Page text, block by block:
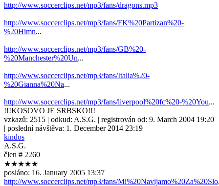
http://www.soccerclips.net/mp3/fans/dragons.mp3
http://www.soccerclips.net/mp3/fans/FK%20Partizan%20-
%20Himn...
http://www.soccerclips.net/mp3/fans/GB%20-
%20Manchester%20Un...
http://www.soccerclips.net/mp3/fans/Italia%20-
%20Gianna%20Na...
http://www.soccerclips.net/mp3/fans/liverpool%20fc%20-%20You...
!!!KOSOVO JE SRBSKO!!!
vzkazů: 2515 | odkud: A.S.G. | registrován od: 9. March 2004 19:20
| poslední návštěva: 1. December 2014 23:19
kindos
A.S.G.
člen # 2260
★★★★★
posláno: 16. January 2005 13:37
http://www.soccerclips.net/mp3/fans/Mi%20Navijamo%20Za%20Slo